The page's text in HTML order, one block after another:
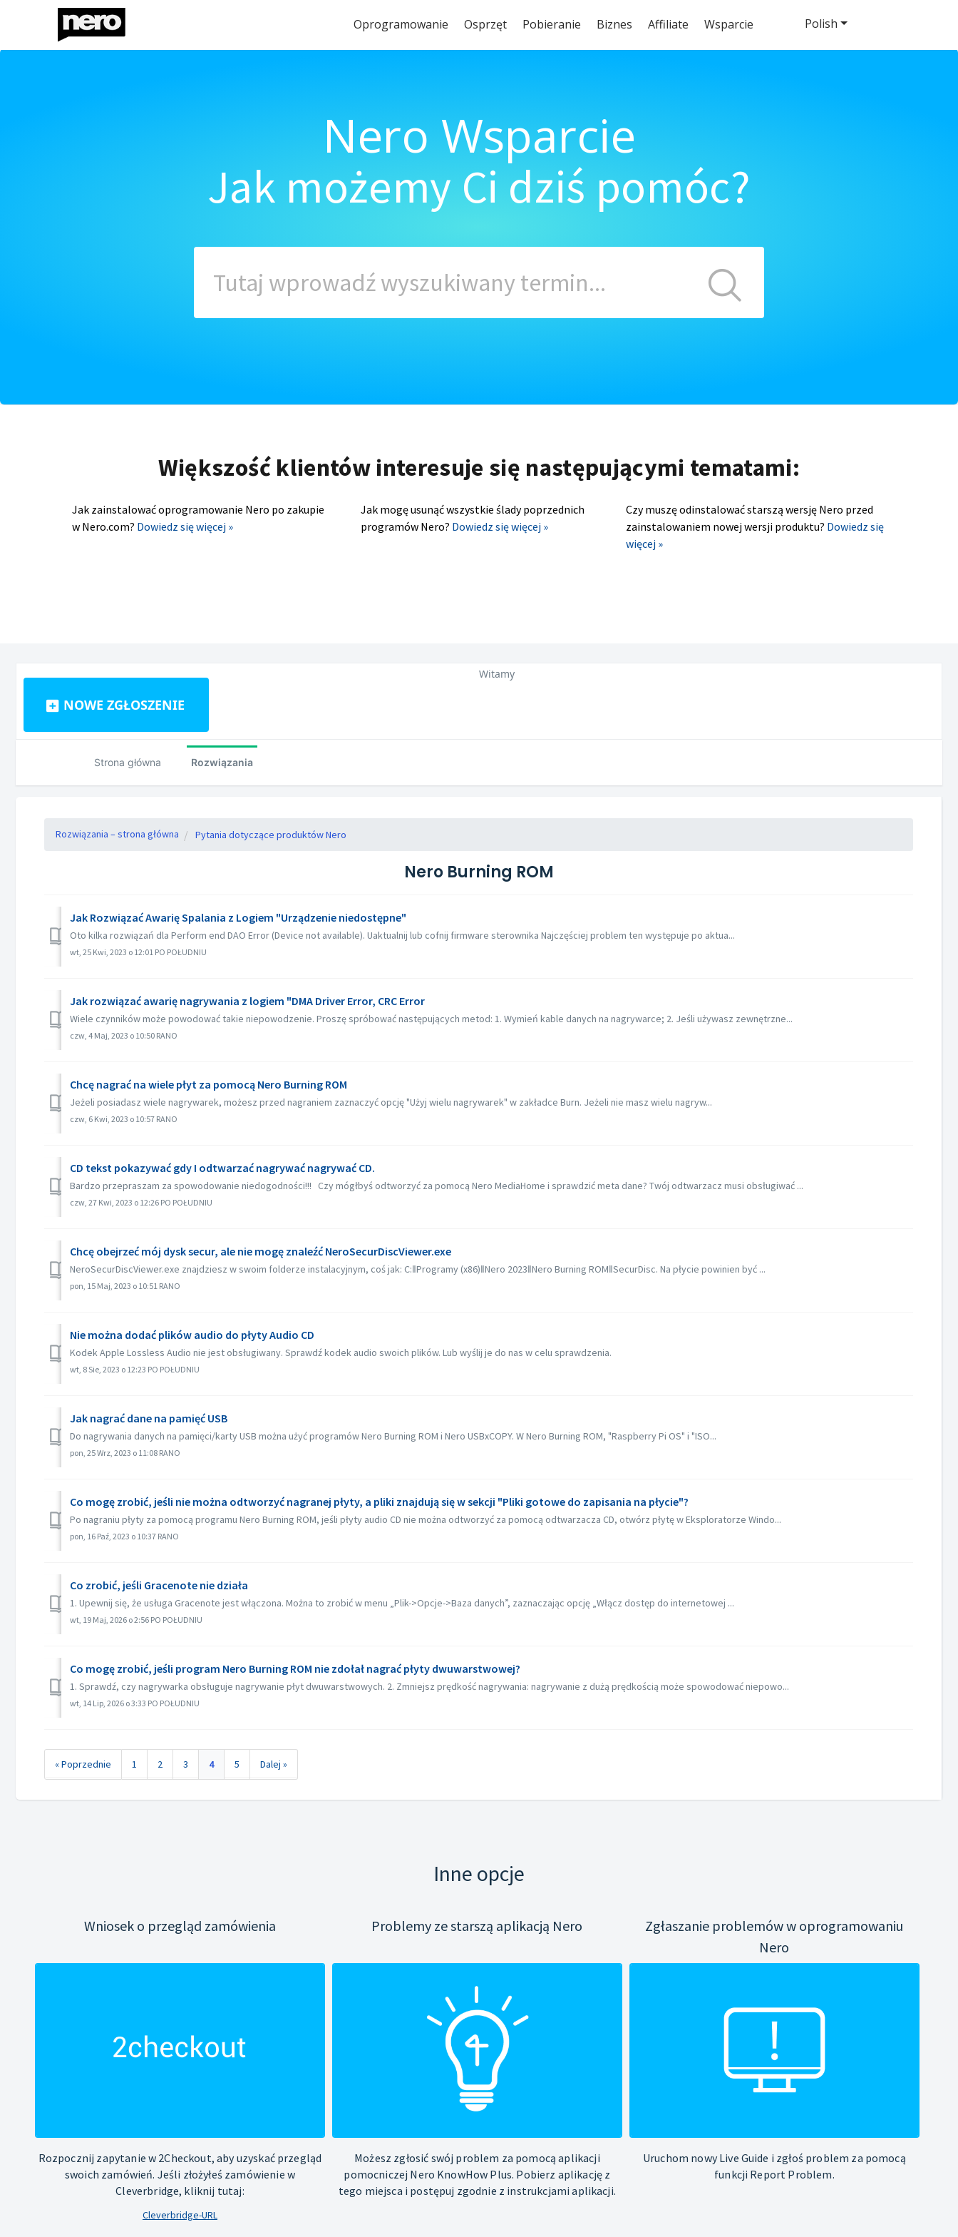
Oprogramowanie Osprzęt Pobieranie Biznes Affiliate Wsparcie
Nero Wsparcie
Jak możemy Ci dziś pomóc?
Większość klientów interesuje się następującymi tematami:
Jak zainstalować oprogramowanie Nero po zakupie
w Nero.com? Dowiedz się więcej »
Jak mogę usunąć wszystkie ślady poprzednich
programów Nero? Dowiedz się więcej »
Czy muszę odinstalować starszą wersję Nero przed
zainstalowaniem nowej wersji produktu? Dowiedz się
więcej »
NOWE ZGŁOSZENIE
Polish
Witamy
Strona główna Rozwiązania
Rozwiązania – strona główna Pytania dotyczące produktów Nero
Nero Burning ROM
Jak Rozwiązać Awarię Spalania z Logiem "Urządzenie niedostępne"
Oto kilka rozwiązań dla Perform end DAO Error (Device not available). Uaktualnij lub cofnij firmware sterownika Najczęściej problem ten występuje po aktua...
wt, 25 Kwi, 2023 o 12:01 PO POŁUDNIU
Jak rozwiązać awarię nagrywania z logiem "DMA Driver Error, CRC Error
Wiele czynników może powodować takie niepowodzenie. Proszę spróbować następujących metod: 1. Wymień kable danych na nagrywarce; 2. Jeśli używasz zewnętrzne...
czw, 4 Maj, 2023 o 10:50 RANO
Chcę nagrać na wiele płyt za pomocą Nero Burning ROM
Jeżeli posiadasz wiele nagrywarek, możesz przed nagraniem zaznaczyć opcję "Użyj wielu nagrywarek" w zakładce Burn. Jeżeli nie masz wielu nagryw...
czw, 6 Kwi, 2023 o 10:57 RANO
CD tekst pokazywać gdy I odtwarzać nagrywać nagrywać CD.
Bardzo przepraszam za spowodowanie niedogodności!!! Czy mógłbyś odtworzyć za pomocą Nero MediaHome i sprawdzić meta dane? Twój odtwarzacz musi obsługiwać ...
czw, 27 Kwi, 2023 o 12:26 PO POŁUDNIU
Chcę obejrzeć mój dysk secur, ale nie mogę znaleźć NeroSecurDiscViewer.exe
NeroSecurDiscViewer.exe znajdziesz w swoim folderze instalacyjnym, coś jak: C:‖Programy (x86)‖Nero 2023‖Nero Burning ROM‖SecurDisc. Na płycie powinien być ...
pon, 15 Maj, 2023 o 10:51 RANO
Nie można dodać plików audio do płyty Audio CD
Kodek Apple Lossless Audio nie jest obsługiwany. Sprawdź kodek audio swoich plików. Lub wyślij je do nas w celu sprawdzenia.
wt, 8 Sie, 2023 o 12:23 PO POŁUDNIU
Jak nagrać dane na pamięć USB
Do nagrywania danych na pamięci/karty USB można użyć programów Nero Burning ROM i Nero USBxCOPY. W Nero Burning ROM, "Raspberry Pi OS" i "ISO...
pon, 25 Wrz, 2023 o 11:08 RANO
Co mogę zrobić, jeśli nie można odtworzyć nagranej płyty, a pliki znajdują się w sekcji "Pliki gotowe do zapisania na płycie"?
Po nagraniu płyty za pomocą programu Nero Burning ROM, jeśli płyty audio CD nie można odtworzyć za pomocą odtwarzacza CD, otwórz płytę w Eksploratorze Windo...
pon, 16 Paź, 2023 o 10:37 RANO
Co zrobić, jeśli Gracenote nie działa
1. Upewnij się, że usługa Gracenote jest włączona. Można to zrobić w menu „Plik->Opcje->Baza danych”, zaznaczając opcję „Włącz dostęp do internetowej ...
wt, 19 Maj, 2026 o 2:56 PO POŁUDNIU
Co mogę zrobić, jeśli program Nero Burning ROM nie zdołał nagrać płyty dwuwarstwowej?
1. Sprawdź, czy nagrywarka obsługuje nagrywanie płyt dwuwarstwowych. 2. Zmniejsz prędkość nagrywania: nagrywanie z dużą prędkością może spowodować niepowo...
wt, 14 Lip, 2026 o 3:33 PO POŁUDNIU
« Poprzednie 1 2 3 4 5 Dalej »
Inne opcje
Wniosek o przegląd zamówienia
Rozpocznij zapytanie w 2Checkout, aby uzyskać przegląd
swoich zamówień. Jeśli złożyłeś zamówienie w
Cleverbridge, kliknij tutaj:
Cleverbridge-URL
Problemy ze starszą aplikacją Nero
Możesz zgłosić swój problem za pomocą aplikacji
pomocniczej Nero KnowHow Plus. Pobierz aplikację z
tego miejsca i postępuj zgodnie z instrukcjami aplikacji.
Zgłaszanie problemów w oprogramowaniu
Nero
Uruchom nowy Live Guide i zgłoś problem za pomocą
funkcji Report Problem.